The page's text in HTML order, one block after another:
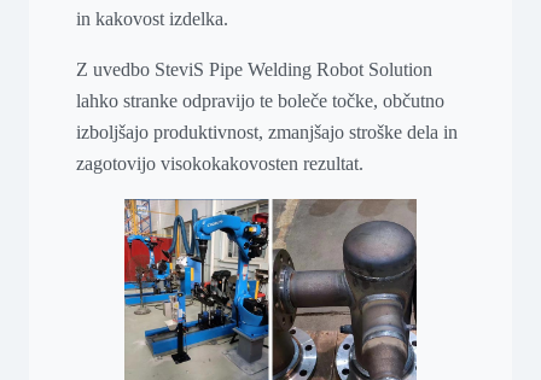
in kakovost izdelka.
Z uvedbo SteviS Pipe Welding Robot Solution
lahko stranke odpravijo te boleče točke, občutno
izboljšajo produktivnost, zmanjšajo stroške dela in
zagotovijo visokokakovosten rezultat.